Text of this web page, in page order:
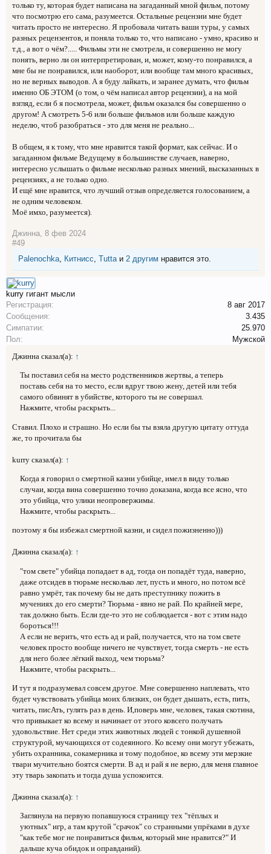
только ту, которая будет написана на загаданный мной фильм, потому
что посмотрю его сама, разумеется. Остальные рецензии мне будет
читать просто не интересно. Я пробовала читать ваши туры, у самых
разных рецензентов, и поняла только то, что написано - умно, красиво и
т.д., а вот о чём?..... Фильмы эти не смотрела, и совершенно не могу
понять, верно ли он интерпретирован, и, может, кому-то понравился, а
мне бы не понравился, или наоборот, или вообще там много красивых,
но не верных выводов. А я буду лайкать, и заранее думать, что фильм
именно ОБ ЭТОМ (о том, о чём написал автор рецензии), а на мой
взгляд, если б я посмотрела, может, фильм оказался бы совершенно о
другом! А смотреть 5-6 или больше фильмов или больше каждую
неделю, чтоб разобраться - это для меня не реально...
В общем, я к тому, что мне нравится такой формат, как сейчас. И о
загаданном фильме Ведущему в большинстве случаев, наверно,
интересно услышать о фильме несколько разных мнений, высказанных в
рецензиях, а не только одно.
И ещё мне нравится, что лучший отзыв определяется голосованием, а
не одним человеком.
Моё имхо, разумеется).
Джинна, 8 фев 2024
#49
Palenochka, Китнисс, Tuttaи 2 другим нравится это.
kurry гигант мысли
Регистрация:
8 авг 2017
Сообщения:
3.435
Симпатии:
25.970
Пол:
Мужской
Джинна сказал(а): ↑
Ты поставил себя на место родственников жертвы, а теперь
поставь себя на то место, если вдруг твою жену, детей или тебя
самого обвинят в убийстве, которого ты не совершал.
Нажмите, чтобы раскрыть...
Ставил. Плохо и страшно. Но если бы ты взяла другую цитату оттуда
же, то прочитала бы
kurry сказал(а): ↑
Когда я говорил о смертной казни убийце, имел в виду только
случаи, когда вина совершенно точно доказана, когда все ясно, что
это убийца, что улики неопровержимы.
Нажмите, чтобы раскрыть...
поэтому я бы избежал смертной казни, и сидел пожизненно)))
Джинна сказал(а): ↑
"том свете" убийца попадает в ад, тогда он попадёт туда, наверно,
даже отсидев в тюрьме несколько лет, пусть и много, но потом всё
равно умрёт, так почему бы не дать преступнику пожить в
мучениях до его смерти? Тюрьма - явно не рай. По крайней мере,
так должно быть. Если где-то это не соблюдается - вот с этим надо
бороться!!!
А если не верить, что есть ад и рай, получается, что на том свете
человек просто вообще ничего не чувствует, тогда смерть - не есть
для него более лёгкий выход, чем тюрьма?
Нажмите, чтобы раскрыть...
И тут я подразумевал совсем другое. Мне совершенно наплевать, что
будет чувствовать убийца моих близких, он будет дышать, есть, пить,
читать, писАть, гулять раз в день. И,поверь мне, человек, такая скотина,
что привыкает ко всему и начинает от этого ковсего получать
удовольствие. Нет среди этих животных людей с тонкой душевной
структурой, мучающихся от содеянного. Ко всему они могут убежать,
убить охранника, сокамерника и тому подобное, ко всему эти мерзкие
твари мучительно боятся смерти. В ад и рай я не верю, для меня главное
эту тварь закопать и тогда душа успокоится.
Джинна сказал(а): ↑
Заглянула на первую попавшуюся страницу тех "тёплых и
уютных" игр, а там крутой "срачок" со странными упрёками в духе
"как тебе мог не понравиться фильм, который мне нравится?" И
дальше куча обидок и оправданий).